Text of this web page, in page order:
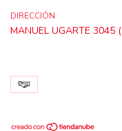
DIRECCIÓN
MANUEL UGARTE 3045